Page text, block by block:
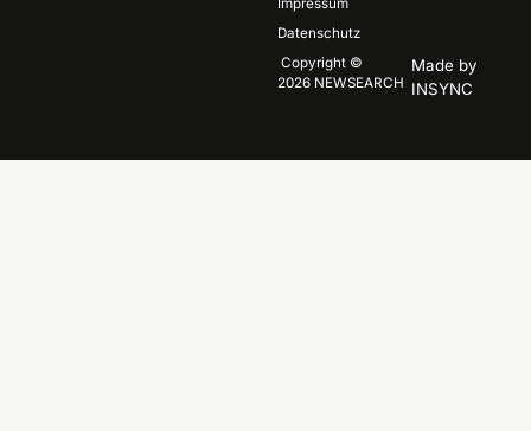
Impressum
Datenschutz
Copyright ©
2026NEWSEARCH
Made by
INSYNC